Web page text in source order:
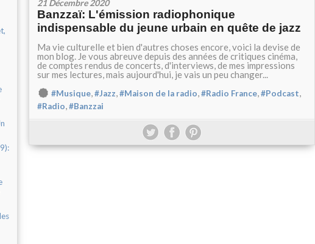
21 Décembre 2020
Banzzaï: L'émission radiophonique
indispensable du jeune urbain en quête de jazz
Ma vie culturelle et bien d'autres choses encore, voici la devise de
mon blog. Je vous abreuve depuis des années de critiques cinéma,
de comptes rendus de concerts, d'interviews, de mes impressions
sur mes lectures, mais aujourd'hui, je vais un peu changer...
#Musique,#Jazz,#Maison de la radio,#Radio France,#Podcast,
#Radio,#Banzzai